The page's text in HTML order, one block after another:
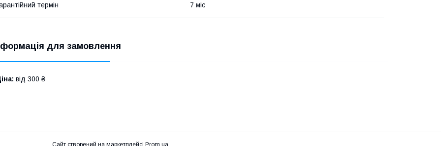
термін 7 міс
для замовлення
від 300 ₴
Сайт створений на маркетплейсі Prom.ua